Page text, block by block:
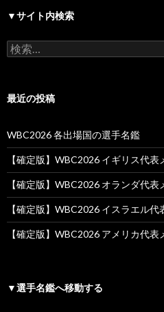
▼サイト内検索
検
索:
最近の投稿
WBC2026 各出場国の選手名鑑
【確定版】WBC2026 イギリス代
【確定版】WBC2026 オランダ代
【確定版】WBC2026 イスラエル
【確定版】WBC2026 アメリカ代
▼選手名鑑へ移動する